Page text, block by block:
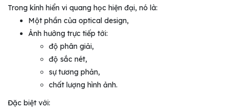
Trong kính hiển vi quang học hiện đại, nó là:
Một phần của optical design,
Ảnh hưởng trực tiếp tới:
độ phân giải,
độ sắc nét,
sự tương phản,
chất lượng hình ảnh.
Đặc biệt với: